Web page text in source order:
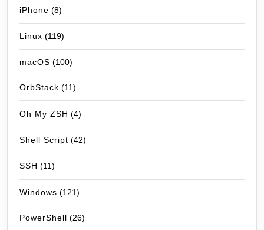
iPhone (8)
Linux (119)
macOS (100)
OrbStack (11)
Oh My ZSH (4)
Shell Script (42)
SSH (11)
Windows (121)
PowerShell (26)